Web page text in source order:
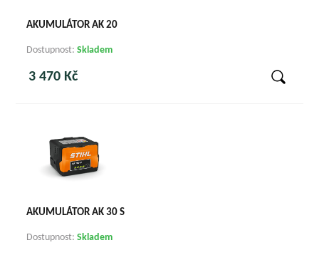
AKUMULÁTOR AK 20
Dostupnost:Skladem
3 470 Kč
AKUMULÁTOR AK 30 S
Dostupnost:Skladem